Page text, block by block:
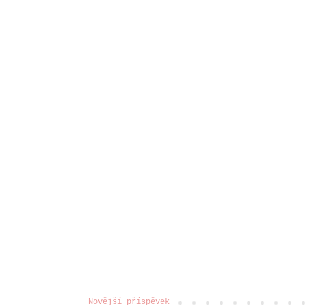
Novější příspěvek